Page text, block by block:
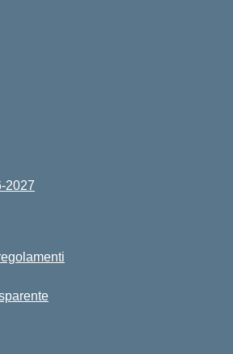
2027